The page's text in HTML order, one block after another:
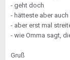
- geht doch
- hätteste aber
- aber erst mal
- wie Omma sagt,
Gruß